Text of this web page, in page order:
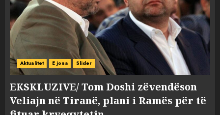
Aktualitet E jona Slider
EKSKLUZIVE/ Tom Doshi zëvendëson
Veliajn në Tiranë, plani i Ramës për të